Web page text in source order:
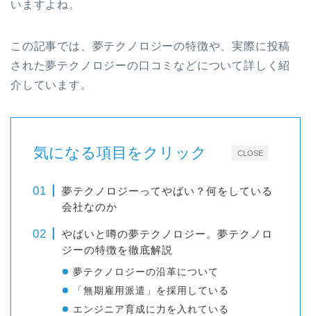
いますよね。
この記事では、夢テクノロジーの特徴や、実際に投稿
された夢テクノロジーの口コミなどについて詳しく紹
介しています。
CLOSE
気になる項目をクリック
夢テクノロジーってやばい？何をしている
会社なのか
やばいと噂の夢テクノロジー。夢テクノロ
ジーの特徴を徹底解説
夢テクノロジーの沿革について
「無期雇用派遣」を採用している
エンジニア育成に力を入れている